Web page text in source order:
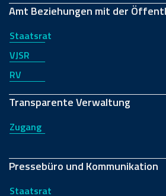
Amt Beziehungen mit der
Staatsrat
VJSR
RV
Transparente Verwaltung
Zugang
Pressebüro und Kommunikation
Staatsrat